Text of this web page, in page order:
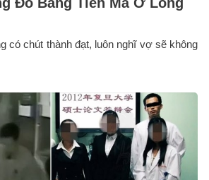
có chút thành đạt, luôn nghĩ vợ sẽ không